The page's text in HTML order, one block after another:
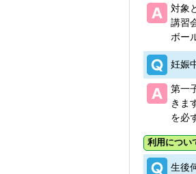
対象
講習
ボー
妊娠
第一
きま
を必
利用につい
生後